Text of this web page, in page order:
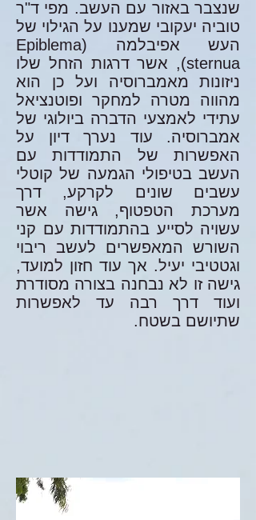
שנצבר באזור עם העשב. מפי ד"ר
טוביה יעקובי שמענו על הגילוי של
העש אפיבלמה (Epiblema
sternua), אשר דרגות הזחל שלו
ניזונות מאמברוסיה ועל כן הוא
מהווה מטרה למחקר ופוטנציאל
עתידי לאמצעי הדברה ביולוגי של
אמברוסיה. עוד נערך דיון על
האפשרות של התמודדות עם
העשב בטיפולי הגמעה של קוטלי
עשבים שונים לקרקע, דרך
מערכת הטפטוף, גישה אשר
עשויה לסייע בהתמודדות עם קני
השורש המאפשרים לעשב ריבוי
וגטטיבי יעיל. אך עוד חזון למועד,
גישה זו לא נבחנה בצורה מסודרת
ועוד דרך רבה עד לאפשרות
שתיושם בשטח.